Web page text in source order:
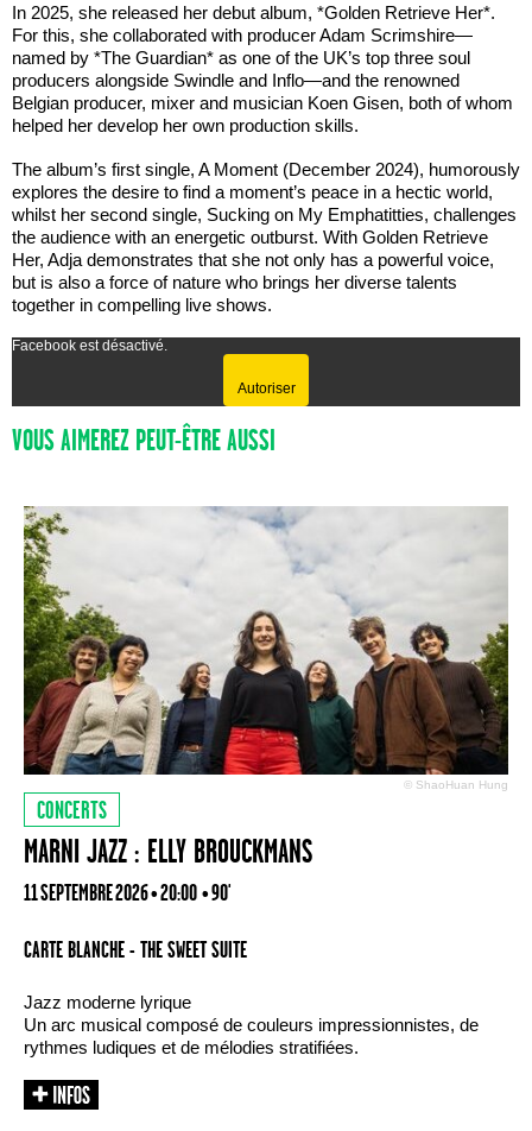
In 2025, she released her debut album, *Golden Retrieve Her*.
For this, she collaborated with producer Adam Scrimshire—
named by *The Guardian* as one of the UK’s top three soul
producers alongside Swindle and Inflo—and the renowned
Belgian producer, mixer and musician Koen Gisen, both of whom
helped her develop her own production skills.
The album’s first single, A Moment (December 2024), humorously
explores the desire to find a moment’s peace in a hectic world,
whilst her second single, Sucking on My Emphatitties, challenges
the audience with an energetic outburst. With Golden Retrieve
Her, Adja demonstrates that she not only has a powerful voice,
but is also a force of nature who brings her diverse talents
together in compelling live shows.
Facebook est désactivé.
Autoriser
VOUS AIMEREZ PEUT-ÊTRE AUSSI
© ShaoHuan Hung
CONCERTS
MARNI JAZZ : ELLY BROUCKMANS
11 SEPTEMBRE 2026 • 20:00 • 90'
CARTE BLANCHE - THE SWEET SUITE
Jazz moderne lyrique
Un arc musical composé de couleurs impressionnistes, de
rythmes ludiques et de mélodies stratifiées.